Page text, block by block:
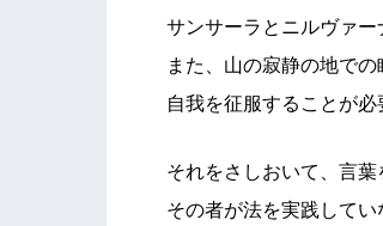
サンサーラとニルヴァー
また、山の寂静の地での
自我を征服することが必
それをさしおいて、言葉
その者が法を実践してい